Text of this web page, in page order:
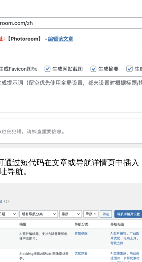
通过短代码在文章或导航详情页中插入
导航。